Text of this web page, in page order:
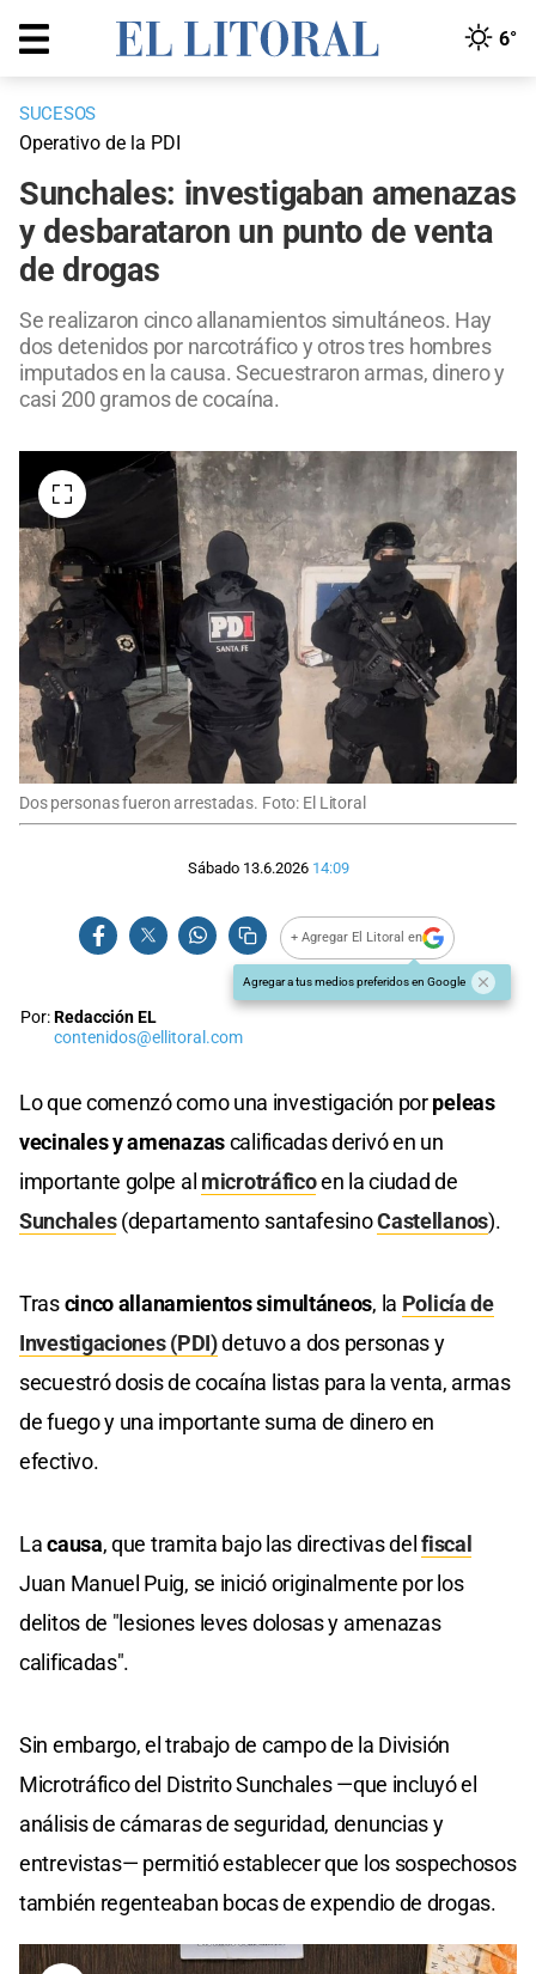
6°
SUCESOS
Operativo de la PDI
Sunchales: investigaban amenazas
y desbarataron un punto de venta
de drogas
Se realizaron cinco allanamientos simultáneos. Hay
dos detenidos por narcotráfico y otros tres hombres
imputados en la causa. Secuestraron armas, dinero y
casi 200 gramos de cocaína.
Dos personas fueron arrestadas. Foto: El Litoral
Sábado 13.6.2026 14:09
+ Agregar El Litoral en
Agregar a tus medios preferidos en Google
Por:Redacción EL
contenidos@ellitoral.com
Lo que comenzó como una investigación porpeleas
vecinales y amenazascalificadas derivó en un
importante golpe al microtráficoen la ciudad de
Sunchales(departamento santafesinoCastellanos).
Trascinco allanamientos simultáneos, la Policía de
Investigaciones (PDI)detuvo a dos personas y
secuestró dosis de cocaína listas para la venta, armas
de fuego y una importante suma de dinero en
efectivo.
Lacausa, que tramita bajo las directivas delfiscal
Juan Manuel Puig, se inició originalmente por los
delitos de "lesiones leves dolosas y amenazas
calificadas".
Sin embargo, el trabajo de campo de la División
Microtráfico del Distrito Sunchales —que incluyó el
análisis de cámaras de seguridad, denuncias y
entrevistas— permitió establecer que los sospechosos
también regenteaban bocas de expendio de drogas.